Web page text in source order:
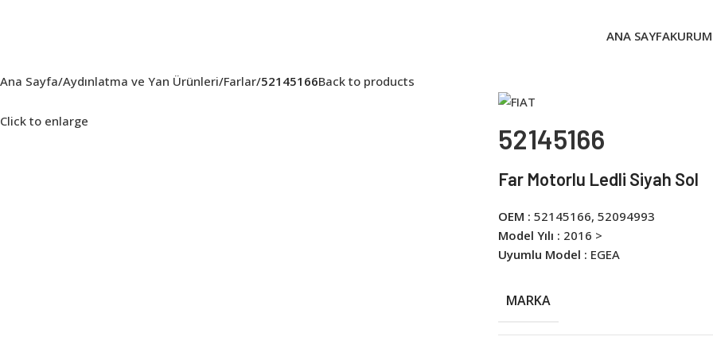
ANA SAYFA
Ana Sayfa Aydınlatma ve Yan Ürünleri Farlar 52145166Back to products
Click to enlarge
52145166
Far Motorlu Ledli Siyah Sol
OEM : 52145166, 52094993
Model Yılı : 2016 >
Uyumlu Model : EGEA
MARKA